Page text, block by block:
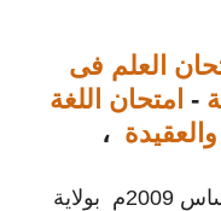
العلم فى
- امتحان اللغة
والعقيدة ،
* شامل امتحانات شهادة التعليم الاساس 2009م بولاية